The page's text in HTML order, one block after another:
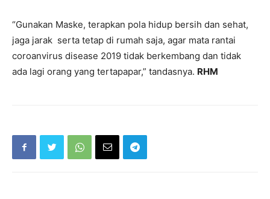
“Gunakan Maske, terapkan pola hidup bersih dan sehat,
jaga jarak serta tetap di rumah saja, agar mata rantai
coroanvirus disease 2019 tidak berkembang dan tidak
ada lagi orang yang tertapapar,” tandasnya. RHM